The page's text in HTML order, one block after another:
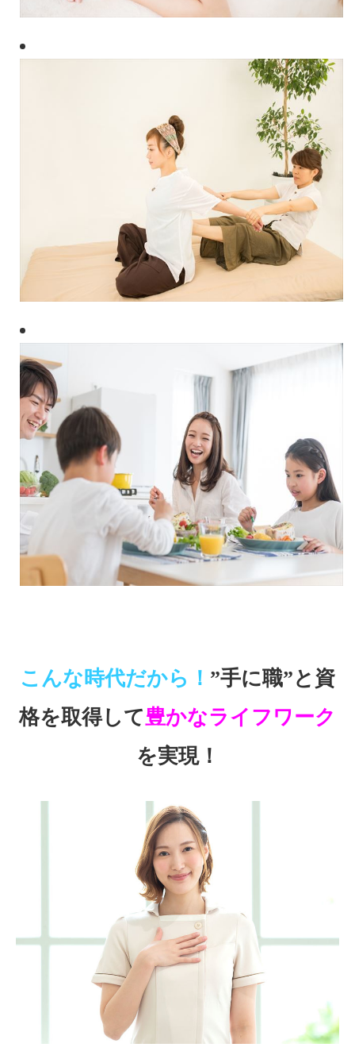
こんな時代だから！ ”手に職”と資
格を取得して豊かなライフワーク
を実現！